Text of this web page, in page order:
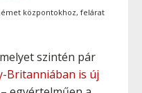
központokhoz, felárat
szintén pár
Britanniában is új